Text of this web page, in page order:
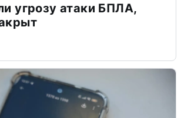
угрозу атаки БПЛА,